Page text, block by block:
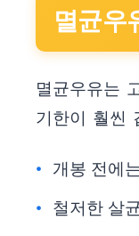
멸균우
멸균우유는
기한이 훨씬
개봉 전에
철저한 살